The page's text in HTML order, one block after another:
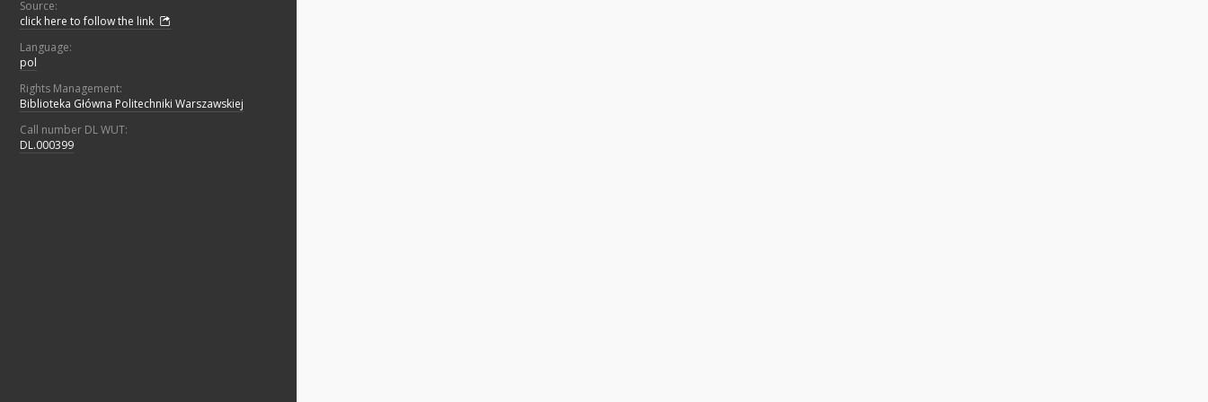
Source:
click here to follow the link
Language:
pol
Rights Management:
Biblioteka Główna Politechniki Warszawskiej
Call number DL WUT:
DL.000399